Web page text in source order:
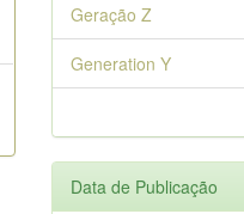
Geração Z
Generation Y
Data de Publicação